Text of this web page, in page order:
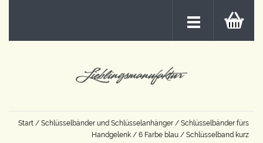
Start / Schlüsselbänder und Schlüsselanhänger / Schlüsselbänder fürs
Handgelenk / 6 Farbe blau / Schlüsselband kurz